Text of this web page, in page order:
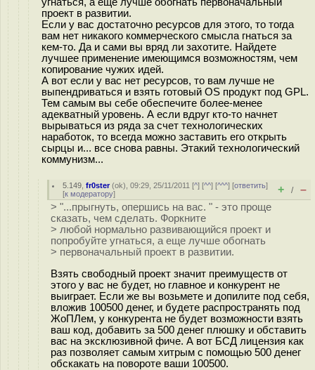
проект в развитии.
Если у вас достаточно ресурсов для этого, то тогда
вам нет никакого коммерческого смысла гнаться за
кем-то. Да и сами вы вряд ли захотите. Найдете
лучшее применение имеющимся возможностям, чем
копирование чужих идей.
А вот если у вас нет ресурсов, то вам лучше не
выпендриваться и взять готовый OS продукт под GPL.
Тем самым вы себе обеспечите более-менее
адекватный уровень. А если вдруг кто-то начнет
вырываться из ряда за счет технологических
наработок, то всегда можно заставить его открыть
сырцы и... все снова равны. Этакий технологический
коммунизм...
5.149 ,fr0ster(ok), 09:29, 25/11/2011 [^] [^^] [^^^] [ответить]
[к модератору] + / –
> "...прыгнуть, опершись на вас. " - это проще
сказать, чем сделать. Форкните
> любой нормально развивающийся проект и
попробуйте угнаться, а еще лучше обогнать
> первоначальный проект в развитии.
Взять свободный проект значит преимуществ от
этого у вас не будет, но главное и конкурент не
выиграет. Если же вы возьмете и допилите под себя,
вложив 100500 денег, и будете распространять под
ЖоПЛем, у конкурента не будет возможности взять
ваш код, добавить за 500 денег плюшку и обставить
вас на эксклюзивной фиче. А вот БСД лицензия как
раз позволяет самым хитрым с помощью 500 денег
обскакать на повороте ваши 100500.